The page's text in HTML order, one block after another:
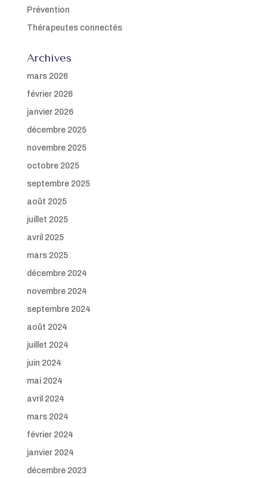
Prévention
Thérapeutes connectés
Archives
mars 2026
février 2026
janvier 2026
décembre 2025
novembre 2025
octobre 2025
septembre 2025
août 2025
juillet 2025
avril 2025
mars 2025
décembre 2024
novembre 2024
septembre 2024
août 2024
juillet 2024
juin 2024
mai 2024
avril 2024
mars 2024
février 2024
janvier 2024
décembre 2023